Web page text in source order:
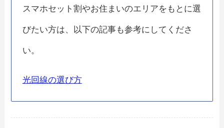
スマホセット割やお住まいのエリアをもとに選
びたい方は、以下の記事も参考にしてくださ
い。
光回線の選び方